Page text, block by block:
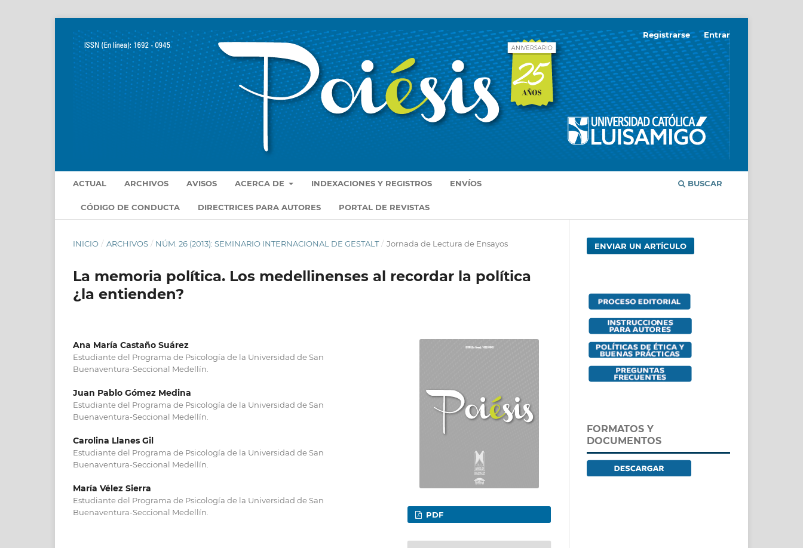
ACTUAL ARCHIVOS AVISOS ACERCA DE INDEXACIONES Y REGISTROS ENVÍOS
CÓDIGO DE CONDUCTA DIRECTRICES PARA AUTORES PORTAL DE REVISTAS
BUSCAR
Registrarse Entrar
INICIO / ARCHIVOS / NÚM. 26 (2013): SEMINARIO INTERNACIONAL DE GESTALT / Jornada de Lectura de Ensayos
La memoria política. Los medellinenses al recordar la política
¿la entienden?
Ana María Castaño Suárez
Estudiante del Programa de Psicología de la Universidad de San
Buenaventura-Seccional Medellín.
Juan Pablo Gómez Medina
Estudiante del Programa de Psicología de la Universidad de San
Buenaventura-Seccional Medellín.
Carolina Llanes Gil
Estudiante del Programa de Psicología de la Universidad de San
Buenaventura-Seccional Medellín.
María Vélez Sierra
Estudiante del Programa de Psicología de la Universidad de San
Buenaventura-Seccional Medellín.
PDF
ENVIAR UN ARTÍCULO
FORMATOS Y
DOCUMENTOS